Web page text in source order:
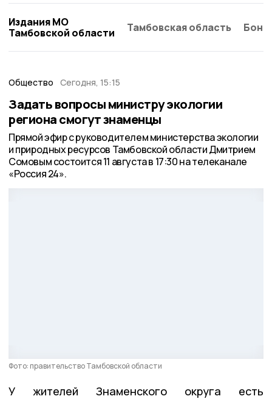
Издания МО
Тамбовской области
Тамбовская область
Общество Сегодня, 15:15
Задать вопросы министру экологии
региона смогут знаменцы
Прямой эфир с руководителем министерства экологии
и природных ресурсов Тамбовской области Дмитрием
Сомовым состоится 11 августа в 17:30 на телеканале
«Россия 24».
Фото: правительство Тамбовской области
У жителей Знаменского округа есть